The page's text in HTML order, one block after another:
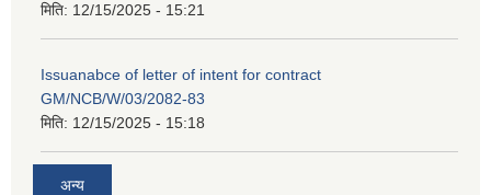
मिति: 12/15/2025 - 15:21
Issuanabce of letter of intent for contract
GM/NCB/W/03/2082-83
मिति: 12/15/2025 - 15:18
अन्य